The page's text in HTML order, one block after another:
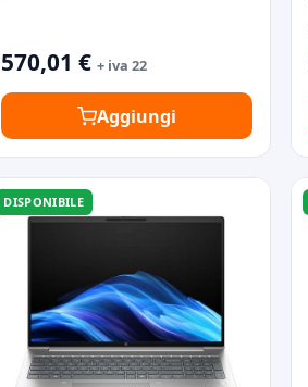
570,01 € + iva 22
Aggiungi
DISPONIBILE